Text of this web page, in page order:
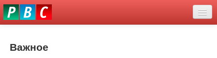
Перейти
к
О нас
Важное